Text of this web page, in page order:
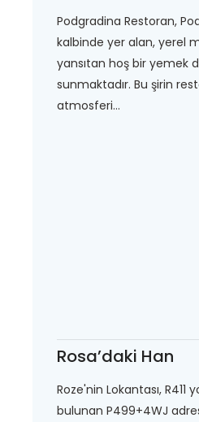
Podgradina Restoran,
kalbinde yer alan, yerel
yansıtan hoş bir yemek
sunmaktadır. Bu şirin
atmosferi...
Rosa’daki Han
Roze'nin Lokantası, R411
bulunan P499+4WJ